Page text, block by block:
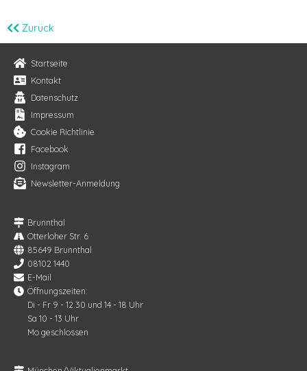
Zurück
Startseite
Kontakt
Datenschutz
Impressum
Cookie Richtlinie
Facebook
Instagram
Newsletter-Anmeldung
Brunnthal
Otterloher Str. 6
85649 Brunnthal
08102 1440
E-Mail
Öffnungszeiten:
Di - Fr 9 - 12.30 und 14 - 18 Uhr
Sa 10 - 13 Uhr
Mo geschlossen